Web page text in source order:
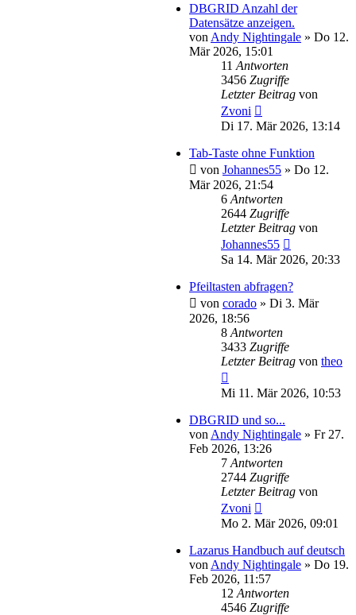
DBGRID Anzahl der
Datensätze anzeigen.
von Andy Nightingale » Do 12.
Mär 2026, 15:01
11 Antworten
3456 Zugriffe
Letzter Beitrag von
Zvoni
Di 17. Mär 2026, 13:14
Tab-Taste ohne Funktion
von Johannes55 » Do 12.
Mär 2026, 21:54
6 Antworten
2644 Zugriffe
Letzter Beitrag von
Johannes55
Sa 14. Mär 2026, 20:33
Pfeiltasten abfragen?
von corado » Di 3. Mär
2026, 18:56
8 Antworten
3433 Zugriffe
Letzter Beitrag von theo
Mi 11. Mär 2026, 10:53
DBGRID und so...
von Andy Nightingale » Fr 27.
Feb 2026, 13:26
7 Antworten
2744 Zugriffe
Letzter Beitrag von
Zvoni
Mo 2. Mär 2026, 09:01
Lazarus Handbuch auf deutsch
von Andy Nightingale » Do 19.
Feb 2026, 11:57
12 Antworten
4546 Zugriffe